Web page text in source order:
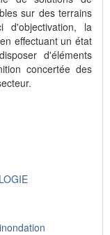
sur des terrains
d'objectivation, la
effectuant un état
d'éléments
concertée des
inondation